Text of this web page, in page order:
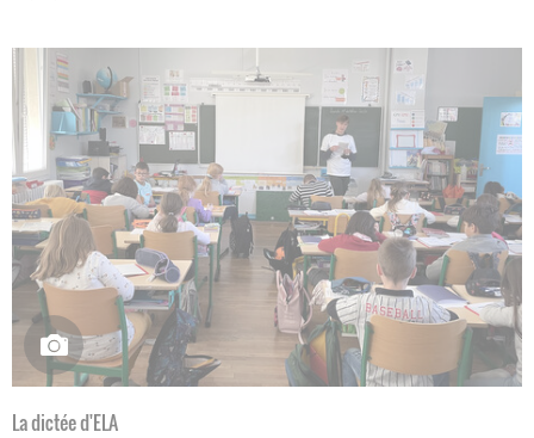
La dictée d'ELA